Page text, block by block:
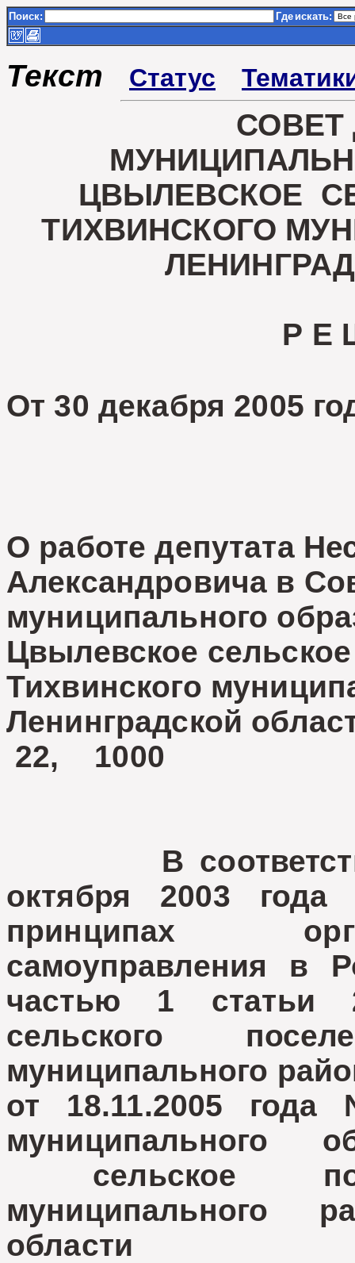
Поиск: Где искать:
Текст Статус
СОВЕТ
ЦВЫЛЕВСКОЕ
ТИХВИНСКОГО
Р Е
От 30 декабря 2005
О работе депутата
Александровича в
муниципального
Цвылевское
Тихвинского
Ленинградской
22, 1000
В
октября 2003
принципах
самоуправления в
частью 1 статьи
сельского
муниципального
от 18.11.2005
муниципального
сельское
муниципального
области